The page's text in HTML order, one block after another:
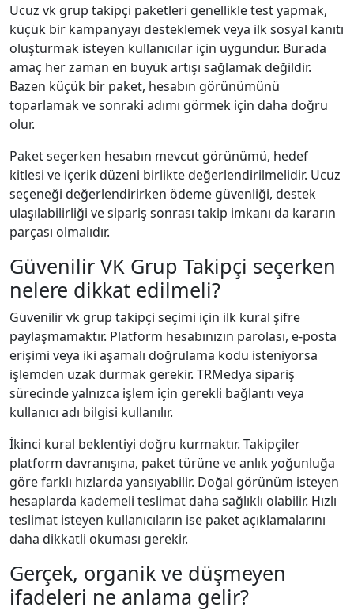
Ucuz vk grup takipçi paketleri genellikle test yapmak,
küçük bir kampanyayı desteklemek veya ilk sosyal kanıtı
oluşturmak isteyen kullanıcılar için uygundur. Burada
amaç her zaman en büyük artışı sağlamak değildir.
Bazen küçük bir paket, hesabın görünümünü
toparlamak ve sonraki adımı görmek için daha doğru
olur.
Paket seçerken hesabın mevcut görünümü, hedef
kitlesi ve içerik düzeni birlikte değerlendirilmelidir. Ucuz
seçeneği değerlendirirken ödeme güvenliği, destek
ulaşılabilirliği ve sipariş sonrası takip imkanı da kararın
parçası olmalıdır.
Güvenilir VK Grup Takipçi seçerken
nelere dikkat edilmeli?
Güvenilir vk grup takipçi seçimi için ilk kural şifre
paylaşmamaktır. Platform hesabınızın parolası, e-posta
erişimi veya iki aşamalı doğrulama kodu isteniyorsa
işlemden uzak durmak gerekir. TRMedya sipariş
sürecinde yalnızca işlem için gerekli bağlantı veya
kullanıcı adı bilgisi kullanılır.
İkinci kural beklentiyi doğru kurmaktır. Takipçiler
platform davranışına, paket türüne ve anlık yoğunluğa
göre farklı hızlarda yansıyabilir. Doğal görünüm isteyen
hesaplarda kademeli teslimat daha sağlıklı olabilir. Hızlı
teslimat isteyen kullanıcıların ise paket açıklamalarını
daha dikkatli okuması gerekir.
Gerçek, organik ve düşmeyen
ifadeleri ne anlama gelir?